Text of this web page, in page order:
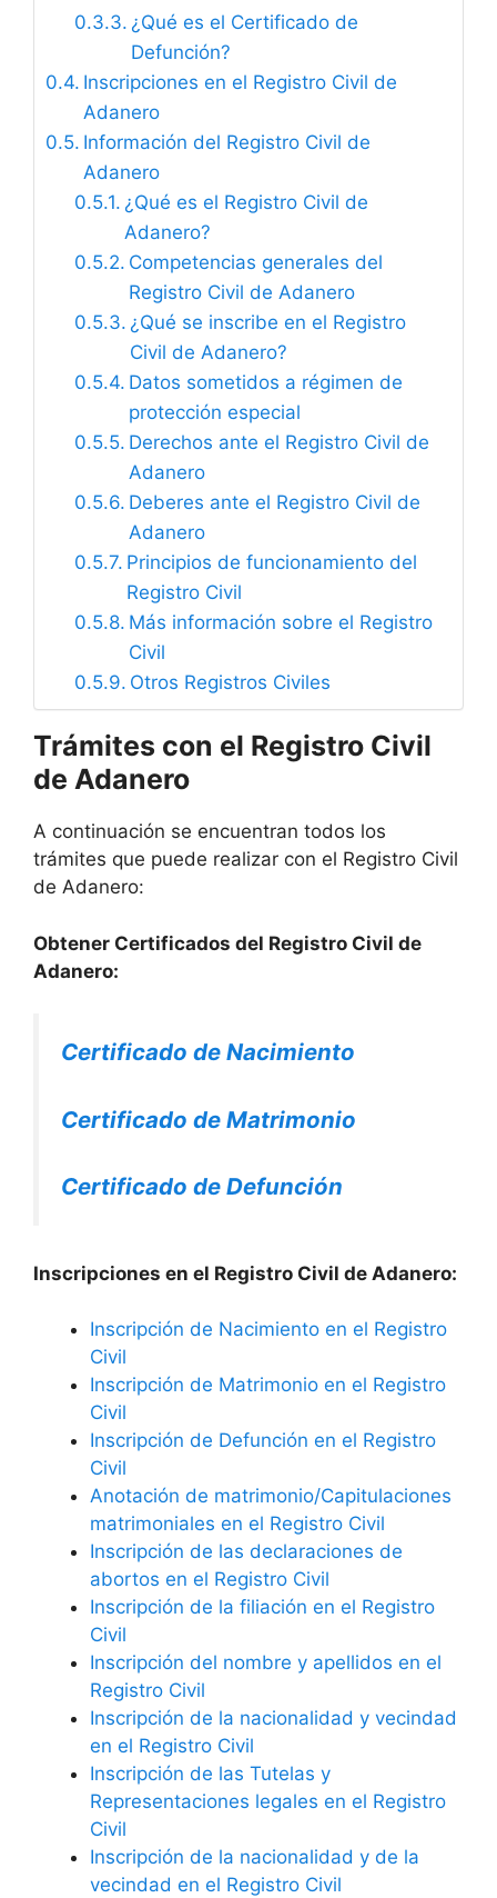
¿Qué es el Certificado de
Defunción?
Inscripciones en el Registro Civil de
Adanero
Información del Registro Civil de
Adanero
¿Qué es el Registro Civil de
Adanero?
Competencias generales del
Registro Civil de Adanero
¿Qué se inscribe en el Registro
Civil de Adanero?
Datos sometidos a régimen de
protección especial
Derechos ante el Registro Civil de
Adanero
Deberes ante el Registro Civil de
Adanero
Principios de funcionamiento del
Registro Civil
Más información sobre el Registro
Civil
Otros Registros Civiles
Trámites con el Registro Civil
de Adanero
A continuación se encuentran todos los
trámites que puede realizar con el Registro Civil
de Adanero:
Obtener Certificados del Registro Civil de
Adanero:
Certificado de Nacimiento
Certificado de Matrimonio
Certificado de Defunción
Inscripciones en el Registro Civil de Adanero:
Inscripción de Nacimiento en el Registro
Civil
Inscripción de Matrimonio en el Registro
Civil
Inscripción de Defunción en el Registro
Civil
Anotación de matrimonio/Capitulaciones
matrimoniales en el Registro Civil
Inscripción de las declaraciones de
abortos en el Registro Civil
Inscripción de la filiación en el Registro
Civil
Inscripción del nombre y apellidos en el
Registro Civil
Inscripción de la nacionalidad y vecindad
en el Registro Civil
Inscripción de las Tutelas y
Representaciones legales en el Registro
Civil
Inscripción de la nacionalidad y de la
vecindad en el Registro Civil